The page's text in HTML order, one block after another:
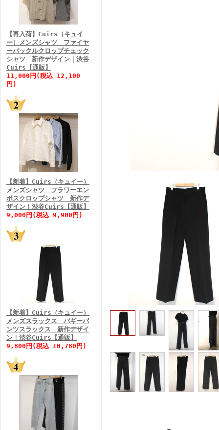
FINEBOYS2026年6月号
FINEBOYS2026年5月号
FINEBOYS2026年4月号
FINEBOYS2026年3月号
FINEBOYS2026年2月号
【再入荷】Cuirs（キュイ
ー）メンズシャツ ファイヤ
ーバックルクロップチェック
シャツ 新作デザイン｜渋谷
Cuirs【通販】
11,000円(税込 12,100
円)
【新着】Cuirs（キュイー）
メンズシャツ フラワーエン
ボスクロップシャツ 新作デ
ザイン｜渋谷Cuirs【通販】
9,000円(税込 9,900円)
【新着】Cuirs（キュイー）
メンズスラックス バギーパ
ンツスラックス 新作デザイ
ン｜渋谷Cuirs【通販】
9,800円(税込 10,780円)